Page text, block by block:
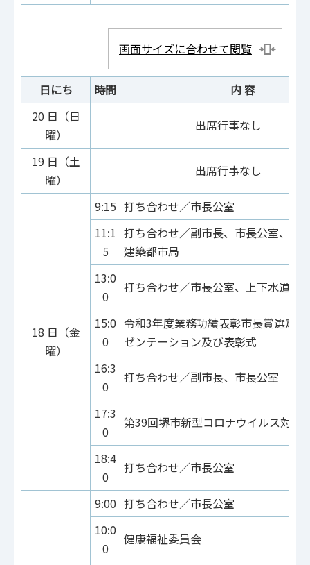
画面サイズに合わせて閲覧
日にち 時間
内 容
20 日（日
曜）
出席行事なし
19 日（土
曜）
出席行事なし
18 日（金
曜）
9:15 打ち合わせ／市長公室
11:1
5
打ち合わせ／副市長、市長公室、産
建築都市局
13:0
0
打ち合わせ／市長公室、上下水道局
15:0
0
令和3年度業務功績表彰市長賞選定
ゼンテーション及び表彰式
16:3
0
打ち合わせ／副市長、市長公室
17:3
0
第39回堺市新型コロナウイルス対策
18:4
0
打ち合わせ／市長公室
9:00 打ち合わせ／市長公室
10:0
0
健康福祉委員会